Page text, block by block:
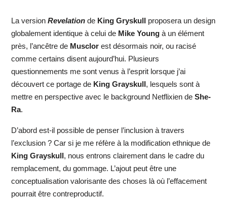
La version Revelationde King Gryskullproposera un design
globalement identique à celui de Mike Youngà un élément
près, l’ancêtre de Musclorest désormais noir, ou racisé
comme certains disent aujourd’hui. Plusieurs
questionnements me sont venus à l’esprit lorsque j’ai
découvert ce portage de King Grayskull, lesquels sont à
mettre en perspective avec le background Netflixien de She-
Ra.
D’abord est-il possible de penser l’inclusion à travers
l’exclusion ? Car si je me réfère à la modification ethnique de
King Grayskull, nous entrons clairement dans le cadre du
remplacement, du gommage. L’ajout peut être une
conceptualisation valorisante des choses là où l’effacement
pourrait être contreproductif.